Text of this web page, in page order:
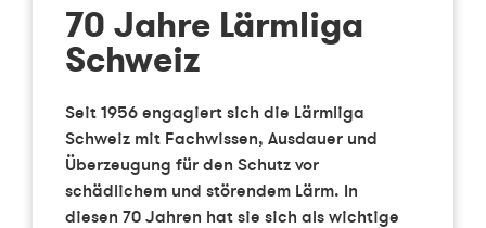
70 Jahre Lärmliga
Schweiz
Seit 1956 engagiert sich die Lärmliga
Schweiz mit Fachwissen, Ausdauer und
Überzeugung für den Schutz vor
schädlichem und störendem Lärm. In
diesen 70 Jahren hat sie sich als wichtige